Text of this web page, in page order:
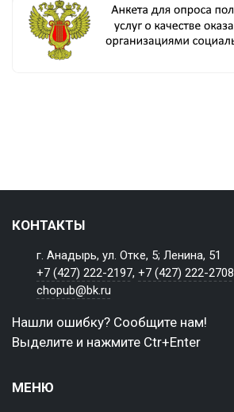
КОНТАКТЫ
г. Анадырь, ул. Отке, 5; Ленина, 51
+7 (427) 222-2197,+7 (427) 222-2708
chopub@bk.ru
Нашли ошибку? Сообщите нам!
Выделите и нажмите Ctr+Enter
МЕНЮ